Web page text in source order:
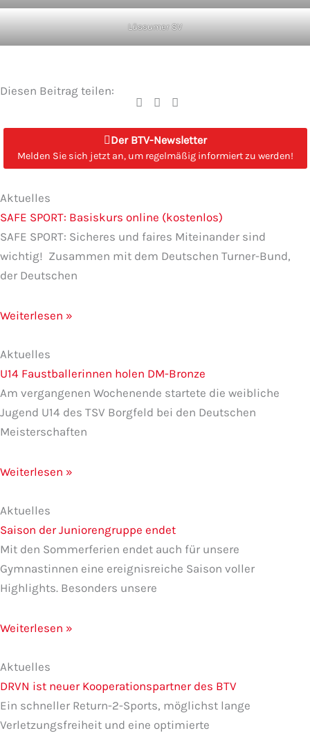
Lüssumer SV
Diesen Beitrag teilen:
Der BTV-Newsletter
Melden Sie sich jetzt an, um regelmäßig informiert zu werden!
Aktuelles
SAFE SPORT: Basiskurs online (kostenlos)
SAFE SPORT: Sicheres und faires Miteinander sind
wichtig! Zusammen mit dem Deutschen Turner-Bund,
der Deutschen
Weiterlesen »
Aktuelles
U14 Faustballerinnen holen DM-Bronze
Am vergangenen Wochenende startete die weibliche
Jugend U14 des TSV Borgfeld bei den Deutschen
Meisterschaften
Weiterlesen »
Aktuelles
Saison der Juniorengruppe endet
Mit den Sommerferien endet auch für unsere
Gymnastinnen eine ereignisreiche Saison voller
Highlights. Besonders unsere
Weiterlesen »
Aktuelles
DRVN ist neuer Kooperationspartner des BTV
Ein schneller Return-2-Sports, möglichst lange
Verletzungsfreiheit und eine optimierte